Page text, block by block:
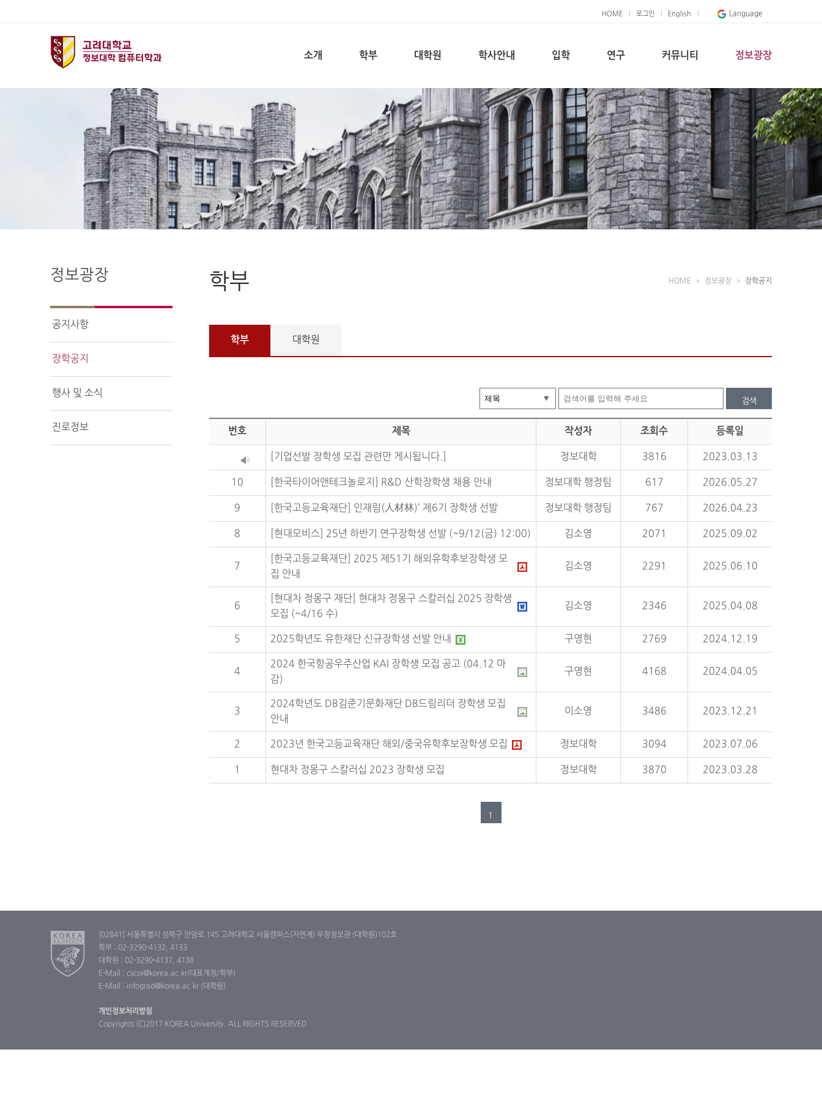
HOME 로그인 English Language
소개 학부 대학원 학사안내 입학 연구 커뮤니티 정보광장
정보광장
공지사항
장학공지
행사 및 소식
진로정보
학부 HOME 정보광장 장학공지
학부 대학원
검색
번호 제목 작성자 조회수 등록일
[기업선발 장학생 모집 관련만 게시됩니다.] 정보대학 3816 2023.03.13
10 [한국타이어앤테크놀로지] R&D 산학장학생 채용 안내 정보대학 행정팀 617 2026.05.27
9 [한국고등교육재단] 인재림(人材林)’ 제6기 장학생 선발 정보대학 행정팀 767 2026.04.23
8 [현대모비스] 25년 하반기 연구장학생 선발 (~9/12(금) 12:00) 김소영 2071 2025.09.02
7
[한국고등교육재단] 2025 제51기 해외유학후보장학생 모
집 안내
김소영 2291 2025.06.10
6
[현대차 정몽구 재단] 현대차 정몽구 스칼러십 2025 장학생
모집 (~4/16 수)
김소영 2346 2025.04.08
5 2025학년도 유한재단 신규장학생 선발 안내 구영현 2769 2024.12.19
4
2024 한국항공우주산업 KAI 장학생 모집 공고 (04.12 마
감)
구영현 4168 2024.04.05
3
2024학년도 DB김준기문화재단 DB드림리더 장학생 모집
안내
이소영 3486 2023.12.21
2 2023년 한국고등교육재단 해외/중국유학후보장학생 모집 정보대학 3094 2023.07.06
1 현대차 정몽구 스칼러십 2023 장학생 모집 정보대학 3870 2023.03.28
1
[02841] 서울특별시 성북구 안암로 145 고려대학교 서울캠퍼스(자연계) 우정정보관 (대학원)102호
학부 : 02-3290-4132, 4133
대학원 : 02-3290-4137, 4138
E-Mail : cscoi@korea.ac.kr(대표계정/학부)
E-Mail : infograd@korea.ac.kr (대학원)
개인정보처리방침
Copyrights (C)2017 KOREA University. ALL RIGHTS RESERVED